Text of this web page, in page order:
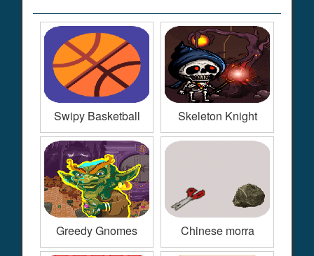
Swipy Basketball Skeleton Knight
Greedy Gnomes Chinese morra